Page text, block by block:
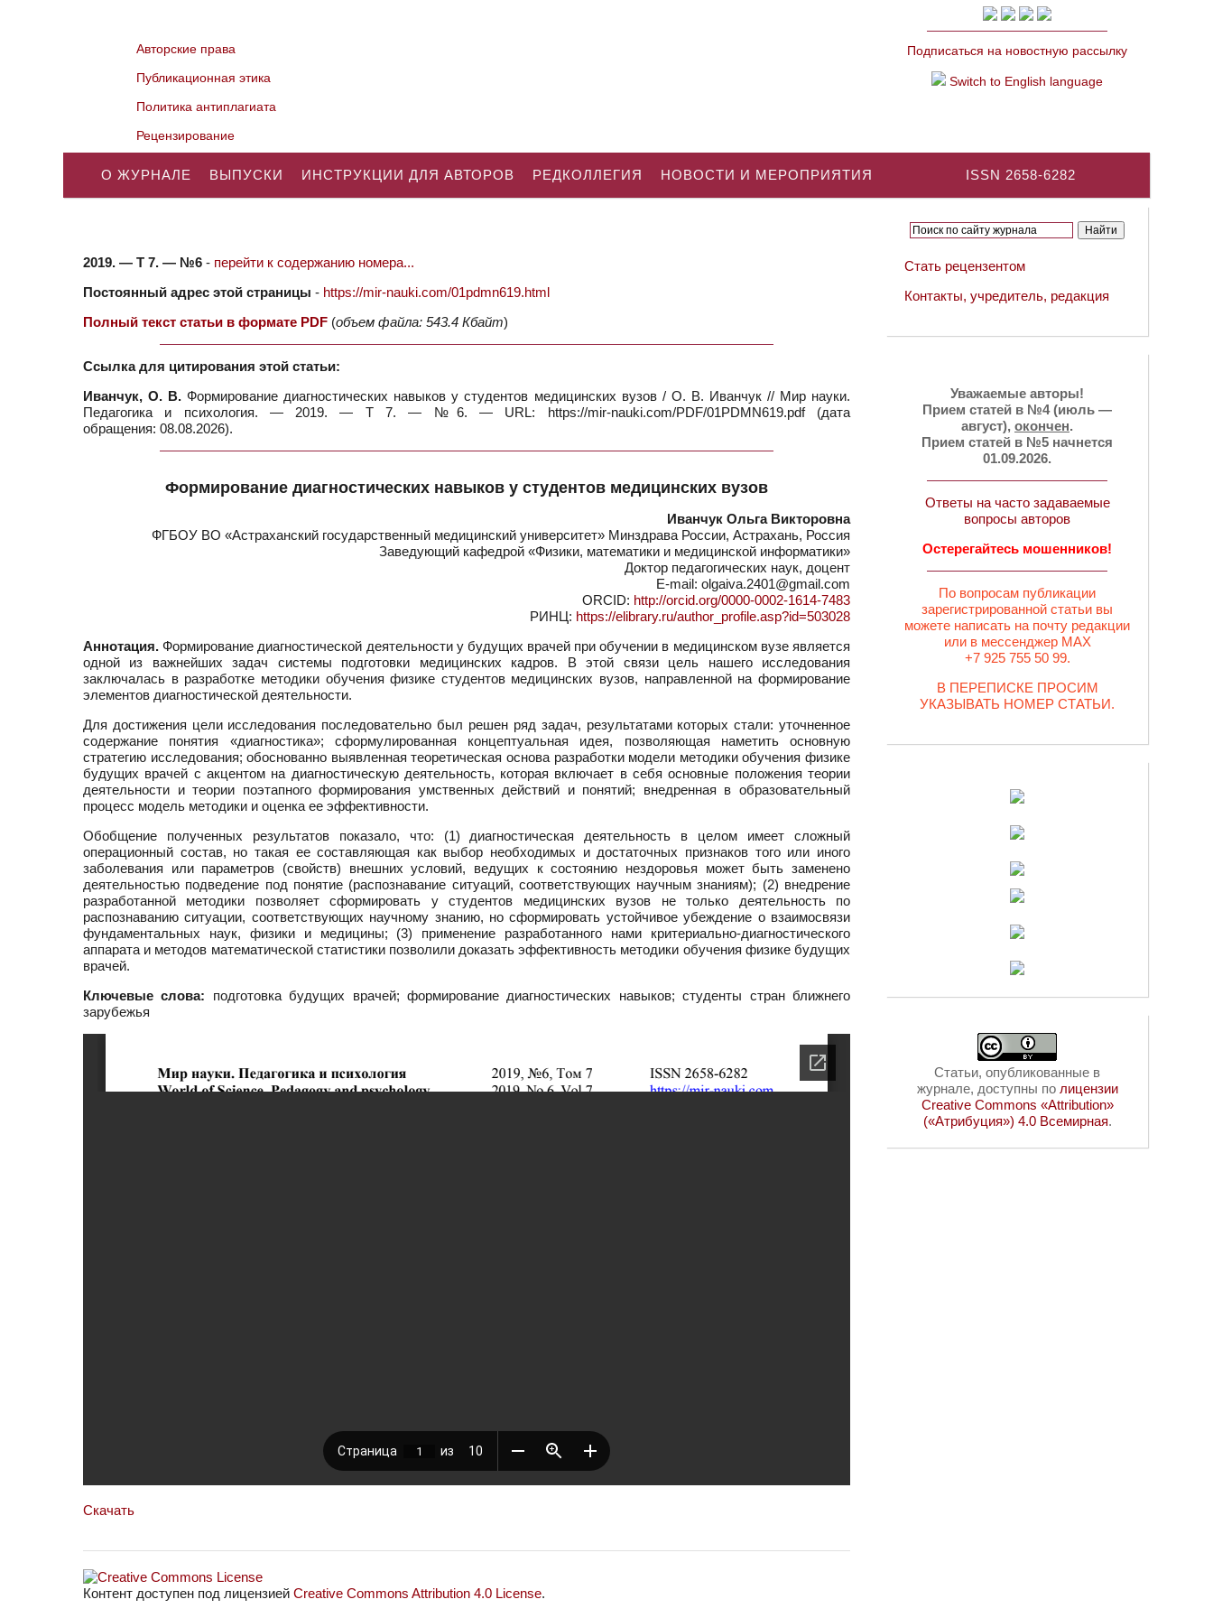
Авторские права
Публикационная этика
Политика антиплагиата
Рецензирование
Подписаться на новостную рассылку
Switch to English language
ISSN 2658-6282
О ЖУРНАЛЕ ВЫПУСКИ ИНСТРУКЦИИ ДЛЯ АВТОРОВ РЕДКОЛЛЕГИЯ НОВОСТИ И МЕРОПРИЯТИЯ
2019. — Т 7. — №6 - перейти к содержанию номера...
Постоянный адрес этой страницы - https://mir-nauki.com/01pdmn619.html
Полный текст статьи в формате PDF (объем файла: 543.4 Кбайт)
Ссылка для цитирования этой статьи:
Иванчук, О. В. Формирование диагностических навыков у студентов медицинских вузов / О. В. Иванчук // Мир науки.
Педагогика и психология. — 2019. — Т 7. — №6. — URL: https://mir-nauki.com/PDF/01PDMN619.pdf (дата
обращения: 08.08.2026).
Формирование диагностических навыков у студентов медицинских вузов
Иванчук Ольга Викторовна
ФГБОУ ВО «Астраханский государственный медицинский университет» Минздрава России, Астрахань, Россия
Заведующий кафедрой «Физики, математики и медицинской информатики»
Доктор педагогических наук, доцент
E-mail: olgaiva.2401@gmail.com
ORCID: http://orcid.org/0000-0002-1614-7483
РИНЦ: https://elibrary.ru/author_profile.asp?id=503028
Аннотация. Формирование диагностической деятельности у будущих врачей при обучении в медицинском вузе является
одной из важнейших задач системы подготовки медицинских кадров. В этой связи цель нашего исследования
заключалась в разработке методики обучения физике студентов медицинских вузов, направленной на формирование
элементов диагностической деятельности.
Для достижения цели исследования последовательно был решен ряд задач, результатами которых стали: уточненное
содержание понятия «диагностика»; сформулированная концептуальная идея, позволяющая наметить основную
стратегию исследования; обоснованно выявленная теоретическая основа разработки модели методики обучения физике
будущих врачей с акцентом на диагностическую деятельность, которая включает в себя основные положения теории
деятельности и теории поэтапного формирования умственных действий и понятий; внедренная в образовательный
процесс модель методики и оценка ее эффективности.
Обобщение полученных результатов показало, что: (1) диагностическая деятельность в целом имеет сложный
операционный состав, но такая ее составляющая как выбор необходимых и достаточных признаков того или иного
заболевания или параметров (свойств) внешних условий, ведущих к состоянию нездоровья может быть заменено
деятельностью подведение под понятие (распознавание ситуаций, соответствующих научным знаниям); (2) внедрение
разработанной методики позволяет сформировать у студентов медицинских вузов не только деятельность по
распознаванию ситуации, соответствующих научному знанию, но сформировать устойчивое убеждение о взаимосвязи
фундаментальных наук, физики и медицины; (3) применение разработанного нами критериально-диагностического
аппарата и методов математической статистики позволили доказать эффективность методики обучения физике будущих
врачей.
Ключевые слова: подготовка будущих врачей; формирование диагностических навыков; студенты стран ближнего
зарубежья
Скачать
Контент доступен под лицензией Creative Commons Attribution 4.0 License.
Стать рецензентом
Контакты, учредитель, редакция
Уважаемые авторы!
Прием статей в №4 (июль —
август), окончен.
Прием статей в №5 начнется
01.09.2026.
Ответы на часто задаваемые
вопросы авторов
Остерегайтесь мошенников!
По вопросам публикации
зарегистрированной статьи вы
можете написать на почту редакции
или в мессенджер MAX
+7 925 755 50 99.
В ПЕРЕПИСКЕ ПРОСИМ
УКАЗЫВАТЬ НОМЕР СТАТЬИ.
Статьи, опубликованные в
журнале, доступны по лицензии
Creative Commons «Attribution»
(«Атрибуция») 4.0 Всемирная.